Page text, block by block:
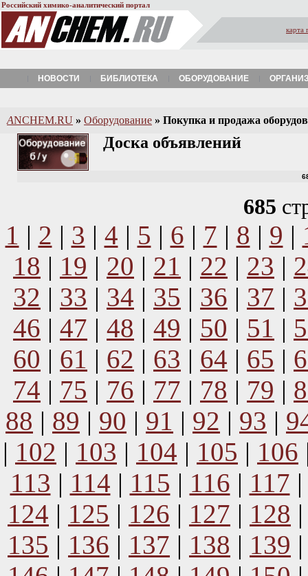
Российский химико-аналитический портал
карта
НОВОСТИ БИБЛИОТЕКА ОБОРУДОВАНИЕ
ANCHEM.RU » Оборудование » Покупка и продажа
Доска объявлений
685
1 | 2 | 3 | 4 | 5 | 6 | 7 | 8 | 9 |
18 | 19 | 20 | 21 | 22 | 23 |
32 | 33 | 34 | 35 | 36 | 37 |
46 | 47 | 48 | 49 | 50 | 51 |
60 | 61 | 62 | 63 | 64 | 65 |
74 | 75 | 76 | 77 | 78 | 79 |
88 | 89 | 90 | 91 | 92 | 93 |
| 102 | 103 | 104 | 105 | 106
113 | 114 | 115 | 116 | 117
124 | 125 | 126 | 127 | 128
135 | 136 | 137 | 138 | 139